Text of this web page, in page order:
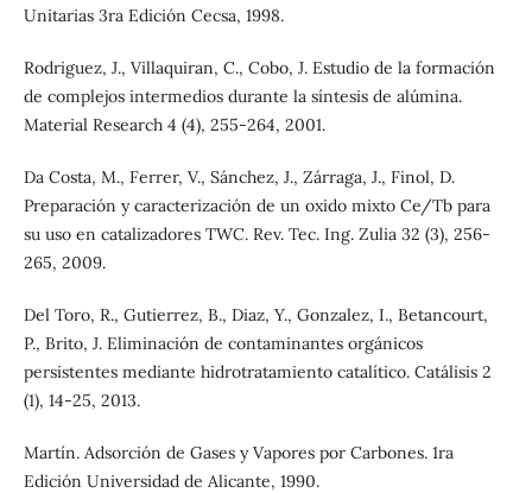
Unitarias 3ra Edición Cecsa, 1998.
Rodriguez, J., Villaquiran, C., Cobo, J. Estudio de la formación
de complejos intermedios durante la síntesis de alúmina.
Material Research 4 (4), 255-264, 2001.
Da Costa, M., Ferrer, V., Sánchez, J., Zárraga, J., Finol, D.
Preparación y caracterización de un oxido mixto Ce/Tb para
su uso en catalizadores TWC. Rev. Tec. Ing. Zulia 32 (3), 256-
265, 2009.
Del Toro, R., Gutierrez, B., Diaz, Y., Gonzalez, I., Betancourt,
P., Brito, J. Eliminación de contaminantes orgánicos
persistentes mediante hidrotratamiento catalítico. Catálisis 2
(1), 14-25, 2013.
Martín. Adsorción de Gases y Vapores por Carbones. 1ra
Edición Universidad de Alicante, 1990.